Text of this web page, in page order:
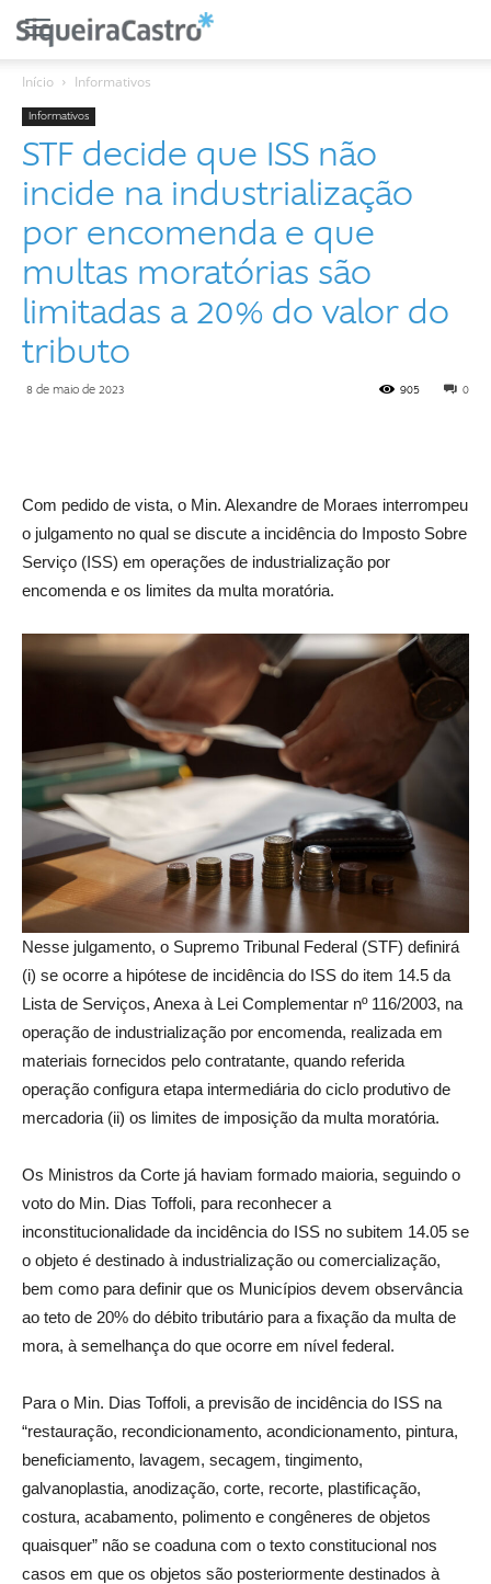
Início Informativos
Informativos
STF decide que ISS não
incide na industrialização
por encomenda e que
multas moratórias são
limitadas a 20% do valor do
tributo
8 de maio de 2023 0
905
Com pedido de vista, o Min. Alexandre de Moraes interrompeu
o julgamento no qual se discute a incidência do Imposto Sobre
Serviço (ISS) em operações de industrialização por
encomenda e os limites da multa moratória.
Nesse julgamento, o Supremo Tribunal Federal (STF) definirá
(i) se ocorre a hipótese de incidência do ISS do item 14.5 da
Lista de Serviços, Anexa à Lei Complementar nº 116/2003, na
operação de industrialização por encomenda, realizada em
materiais fornecidos pelo contratante, quando referida
operação configura etapa intermediária do ciclo produtivo de
mercadoria (ii) os limites de imposição da multa moratória.
Os Ministros da Corte já haviam formado maioria, seguindo o
voto do Min. Dias Toffoli, para reconhecer a
inconstitucionalidade da incidência do ISS no subitem 14.05 se
o objeto é destinado à industrialização ou comercialização,
bem como para definir que os Municípios devem observância
ao teto de 20% do débito tributário para a fixação da multa de
mora, à semelhança do que ocorre em nível federal.
Para o Min. Dias Toffoli, a previsão de incidência do ISS na
“restauração, recondicionamento, acondicionamento, pintura,
beneficiamento, lavagem, secagem, tingimento,
galvanoplastia, anodização, corte, recorte, plastificação,
costura, acabamento, polimento e congêneres de objetos
quaisquer” não se coaduna com o texto constitucional nos
casos em que os objetos são posteriormente destinados à